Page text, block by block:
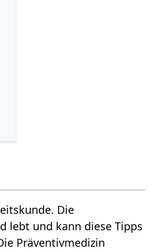
Die
lebt und kann diese Tipps
Präventivmedizin